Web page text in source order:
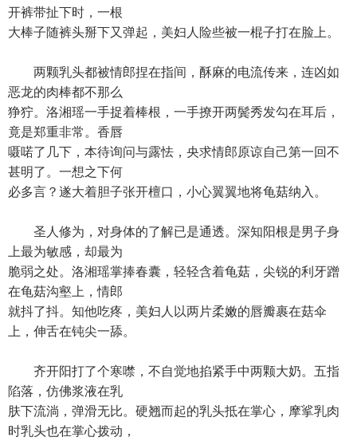
开裤带扯下时，一根
大棒子随裤头掰下又弹起，美妇人险些被一棍子打在脸上。
两颗乳头都被情郎捏在指间，酥麻的电流传来，连凶如
恶龙的肉棒都不那么
狰狞。洛湘瑶一手捉着棒根，一手撩开两鬓秀发勾在耳后，
竟是郑重非常。香唇
嗫喏了几下，本待询问与露怯，央求情郎原谅自己第一回不
甚明了。一想之下何
必多言？遂大着胆子张开檀口，小心翼翼地将龟菇纳入。
圣人修为，对身体的了解已是通透。深知阳根是男子身
上最为敏感，却最为
脆弱之处。洛湘瑶掌捧春囊，轻轻含着龟菇，尖锐的利牙蹭
在龟菇沟壑上，情郎
就抖了抖。知他吃疼，美妇人以两片柔嫩的唇瓣裹在菇伞
上，伸舌在钝尖一舔。
齐开阳打了个寒噤，不自觉地掐紧手中两颗大奶。五指
陷落，仿佛浆液在乳
肤下流淌，弹滑无比。硬翘而起的乳头抵在掌心，摩挲乳肉
时乳头也在掌心拨动，